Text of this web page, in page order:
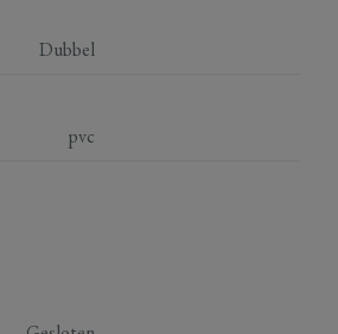
Dubbel
pvc